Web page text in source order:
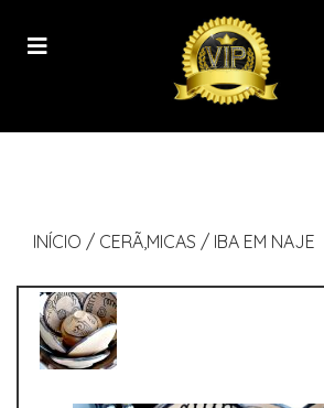
INÍCIO / CERÃ‚MICAS / IBA EM NAJE